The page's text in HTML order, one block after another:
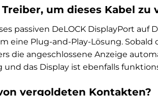
um dieses Kabel zu
passiven DeLOCK DisplayPort auf
eine Plug-and-Play-Lösung.
die angeschlossene Anzeige
das Display ist ebenfalls
vergoldeten Kontakten?